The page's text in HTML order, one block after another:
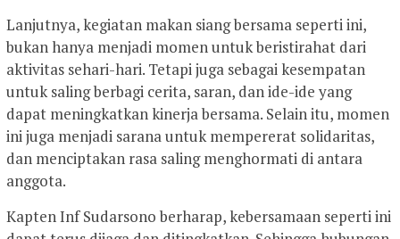
Lanjutnya, kegiatan makan siang bersama seperti ini,
bukan hanya menjadi momen untuk beristirahat dari
aktivitas sehari-hari. Tetapi juga sebagai kesempatan
untuk saling berbagi cerita, saran, dan ide-ide yang
dapat meningkatkan kinerja bersama. Selain itu, momen
ini juga menjadi sarana untuk mempererat solidaritas,
dan menciptakan rasa saling menghormati di antara
anggota.
Kapten Inf Sudarsono berharap, kebersamaan seperti ini